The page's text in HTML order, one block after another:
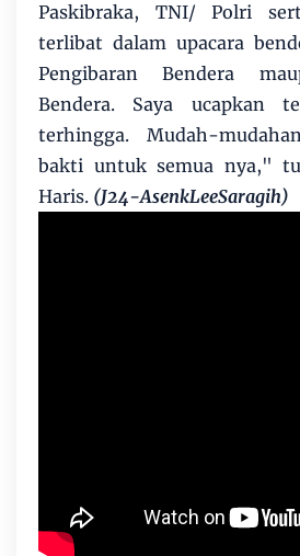
Paskibraka, TNI/ Polri
terlibat dalam upacara
Pengibaran Bendera
Bendera. Saya ucapkan
terhingga. Mudah-
bakti untuk semua nya,"
Haris. (J24-AsenkLeeSaragih)